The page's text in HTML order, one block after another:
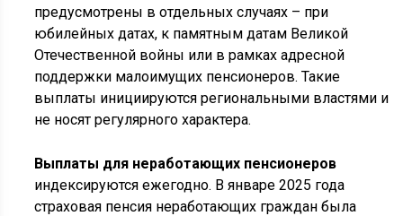
предусмотрены в отдельных случаях – при
юбилейных датах, к памятным датам Великой
Отечественной войны или в рамках адресной
поддержки малоимущих пенсионеров. Такие
выплаты инициируются региональными властями и
не носят регулярного характера.
Выплаты для неработающих пенсионеров
индексируются ежегодно. В январе 2025 года
страховая пенсия неработающих граждан была